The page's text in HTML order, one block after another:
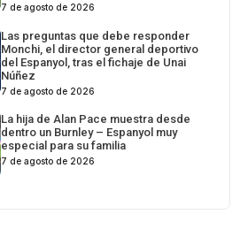
7 de agosto de 2026
Las preguntas que debe responder
Monchi, el director general deportivo
del Espanyol, tras el fichaje de Unai
Núñez
7 de agosto de 2026
La hija de Alan Pace muestra desde
dentro un Burnley – Espanyol muy
especial para su familia
7 de agosto de 2026